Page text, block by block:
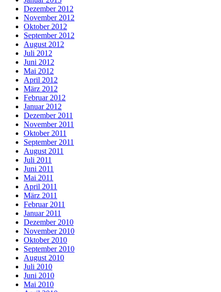
Dezember 2012
November 2012
Oktober 2012
September 2012
August 2012
Juli 2012
Juni 2012
Mai 2012
April 2012
März 2012
Februar 2012
Januar 2012
Dezember 2011
November 2011
Oktober 2011
September 2011
August 2011
Juli 2011
Juni 2011
Mai 2011
April 2011
März 2011
Februar 2011
Januar 2011
Dezember 2010
November 2010
Oktober 2010
September 2010
August 2010
Juli 2010
Juni 2010
Mai 2010